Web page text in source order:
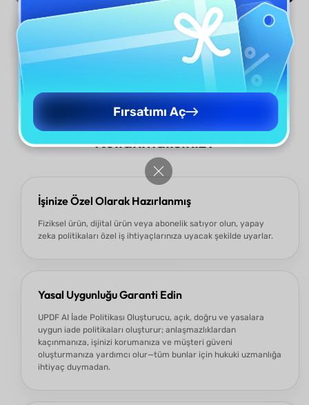
Hemen Oluştur
UPDF AI İade Politikası
Oluşturucuyu Neden
Kullanmalısınız?
İşinize Özel Olarak Hazırlanmış
Fiziksel ürün, dijital ürün veya abonelik satıyor olun, yapay
zeka politikaları özel iş ihtiyaçlarınıza uyacak şekilde uyarlar.
Yasal Uygunluğu Garanti Edin
UPDF AI İade Politikası Oluşturucu, açık, doğru ve yasalara
uygun iade politikaları oluşturur; anlaşmazlıklardan
kaçınmanıza, işinizi korumanıza ve müşteri güveni
oluşturmanıza yardımcı olur—tüm bunlar için hukuki uzmanlığa
ihtiyaç duymadan.
Fırsatımı Aç